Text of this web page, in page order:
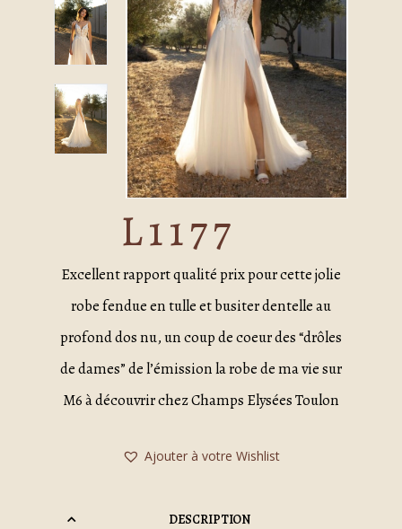
L1177
Excellent rapport qualité prix pour cette jolie
robe fendue en tulle et busiter dentelle au
profond dos nu, un coup de coeur des “drôles
de dames” de l’émission la robe de ma vie sur
M6 à découvrir chez Champs Elysées Toulon
Ajouter à votre Wishlist
DESCRIPTION